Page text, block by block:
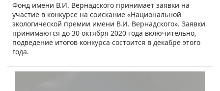
Фонд имени В.И. Вернадского принимает заявки на
участие в конкурсе на соискание «Национальной
экологической премии имени В.И. Вернадского». Заявки
принимаются до 30 октября 2020 года включительно,
подведение итогов конкурса состоится в декабре этого
года.